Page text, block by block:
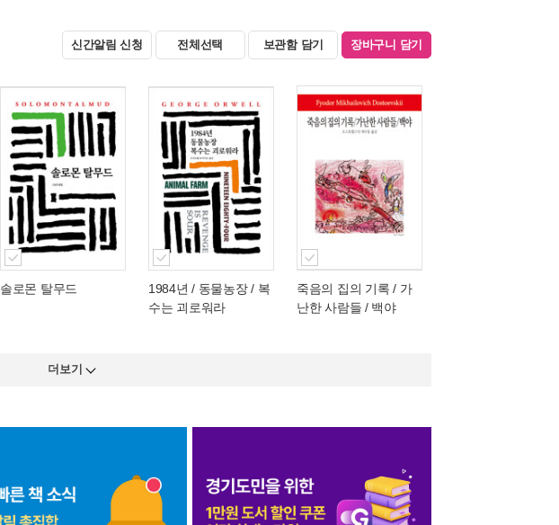
신간알림 신청 전체선택 보관함 담기 장바구니 담기
솔로몬 탈무드
1984년 / 동물농장 / 복
수는 괴로워라
죽음의 집의 기록 / 가
난한 사람들 / 백야
더보기